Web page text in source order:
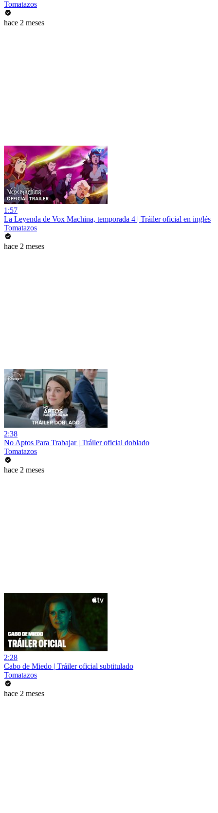
Tomatazos
hace 2 meses
1:57
La Leyenda de Vox Machina, temporada 4 | Tráiler oficial en inglés
Tomatazos
hace 2 meses
2:38
No Aptos Para Trabajar | Tráiler oficial doblado
Tomatazos
hace 2 meses
2:28
Cabo de Miedo | Tráiler oficial subtitulado
Tomatazos
hace 2 meses